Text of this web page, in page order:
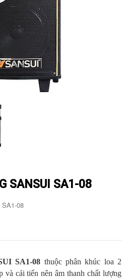
SANSUI SA1-08
08
SA1-08 thuộc phân khúc loa 2
và cải tiến nên âm thanh chất lượng